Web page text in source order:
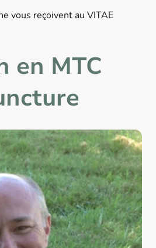
vous reçoivent au VITAE
en MTC